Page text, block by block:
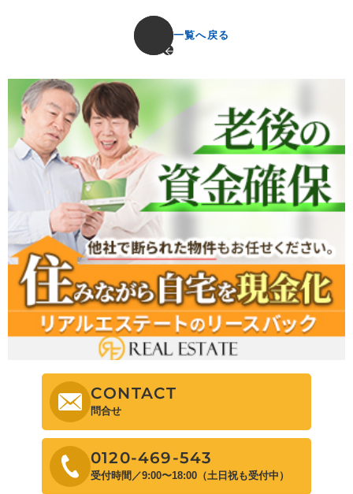
一覧へ戻る
CONTACT
問合せ
0120-469-543
受付時間／9:00〜18:00（土日祝も受付中）